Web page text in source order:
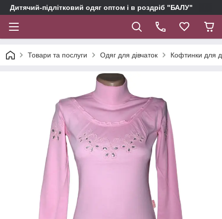
Дитячий-підлітковий одяг оптом і в роздріб "БАЛУ"
Товари та послуги Одяг для дівчаток Кофтинки для